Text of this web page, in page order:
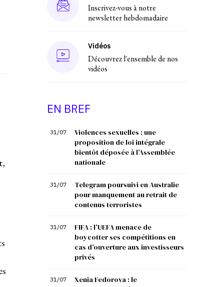
Inscrivez-vous à notre
newsletter hebdomadaire
Vidéos
Découvrez l'ensemble de nos
vidéos
EN BREF
31/07
Violences sexuelles : une
proposition de loi intégrale
bientôt déposée à l’Assemblée
nationale
31/07
Telegram poursuivi en Australie
pour manquement au retrait de
contenus terroristes
31/07
FIFA : l’UEFA menace de
boycotter ses compétitions en
cas d’ouverture aux investisseurs
privés
31/07
Xenia Fedorova : le